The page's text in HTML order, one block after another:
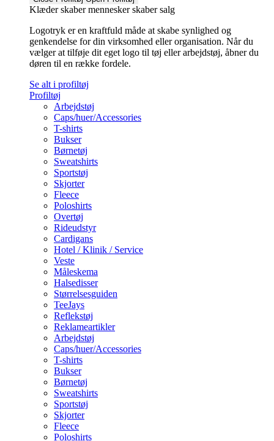
Klæder skaber mennesker skaber salg
Logotryk er en kraftfuld måde at skabe synlighed og
genkendelse for din virksomhed eller organisation. Når du
vælger at tilføje dit eget logo til tøj eller arbejdstøj, åbner du
døren til en række fordele.
Se alt i profiltøj
Profiltøj
Arbejdstøj
Caps/huer/Accessories
T-shirts
Bukser
Børnetøj
Sweatshirts
Sportstøj
Skjorter
Fleece
Poloshirts
Overtøj
Rideudstyr
Cardigans
Hotel / Klinik / Service
Veste
Måleskema
Halsedisser
Størrelsesguiden
TeeJays
Reflekstøj
Reklameartikler
Arbejdstøj
Caps/huer/Accessories
T-shirts
Bukser
Børnetøj
Sweatshirts
Sportstøj
Skjorter
Fleece
Poloshirts